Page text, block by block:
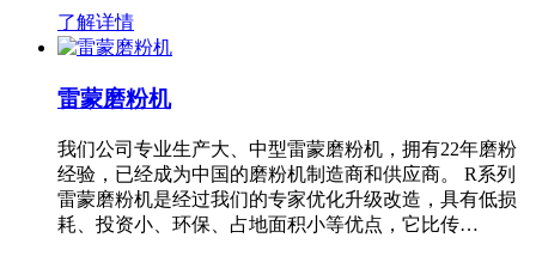
了解详情
雷蒙磨粉机
我们公司专业生产大、中型雷蒙磨粉机，拥有22年磨粉
经验，已经成为中国的磨粉机制造商和供应商。 R系列
雷蒙磨粉机是经过我们的专家优化升级改造，具有低损
耗、投资小、环保、占地面积小等优点，它比传…